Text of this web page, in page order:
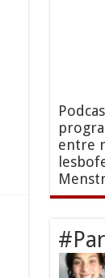
entre